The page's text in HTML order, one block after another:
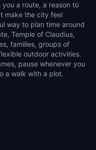
a route, a reason to
make the city feel
way to plan time around
Temple of Claudius,
families, groups of
outdoor activities.
pause whenever you
a walk with a plot.